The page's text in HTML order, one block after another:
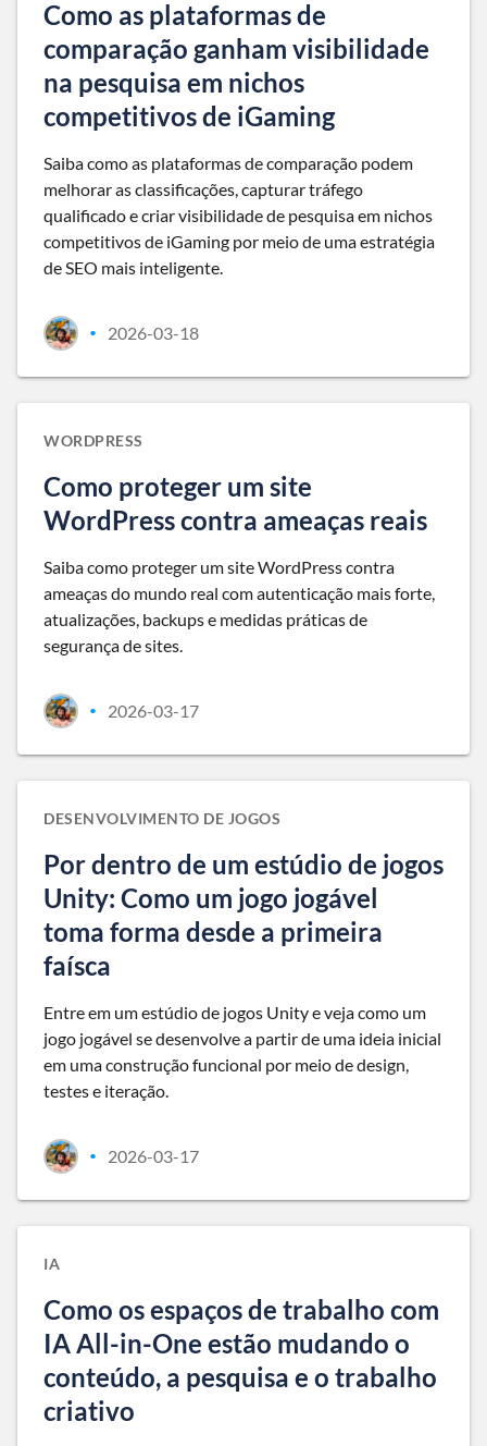
Como as plataformas de
comparação ganham visibilidade
na pesquisa em nichos
competitivos de iGaming
Saiba como as plataformas de comparação podem
melhorar as classificações, capturar tráfego
qualificado e criar visibilidade de pesquisa em nichos
competitivos de iGaming por meio de uma estratégia
de SEO mais inteligente.
• 2026-03-18
WORDPRESS
Como proteger um site
WordPress contra ameaças reais
Saiba como proteger um site WordPress contra
ameaças do mundo real com autenticação mais forte,
atualizações, backups e medidas práticas de
segurança de sites.
• 2026-03-17
DESENVOLVIMENTO DE JOGOS
Por dentro de um estúdio de jogos
Unity: Como um jogo jogável
toma forma desde a primeira
faísca
Entre em um estúdio de jogos Unity e veja como um
jogo jogável se desenvolve a partir de uma ideia inicial
em uma construção funcional por meio de design,
testes e iteração.
• 2026-03-17
IA
Como os espaços de trabalho com
IA All-in-One estão mudando o
conteúdo, a pesquisa e o trabalho
criativo